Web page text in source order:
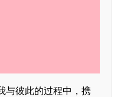
与彼此的过程中，携